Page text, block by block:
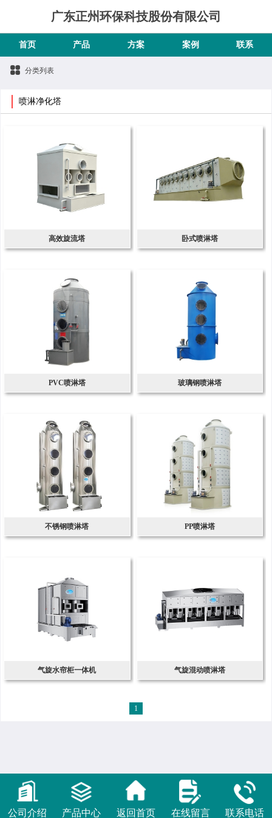
广东正州环保科技股份有限公司
首页 产品 方案 案例 联系
分类列表
喷淋净化塔
高效旋流塔 卧式喷淋塔
PVC喷淋塔 玻璃钢喷淋塔
不锈钢喷淋塔 PP喷淋塔
气旋水帘柜一体机 气旋混动喷淋塔
1
公司介绍 产品中心 返回首页 在线留言 联系电话